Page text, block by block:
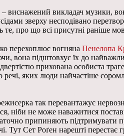
викладач музики,
зверху несподівано
про що всі присутні раніше
перехоплює вогняна Пенелопа
вона підштовхує їх до
прихована особиста
речі, яких люди найчастіше
так перевантажує
ніби не може наважитися
припиняють підтримувати
Тут Сет Роґен нарешті перестає